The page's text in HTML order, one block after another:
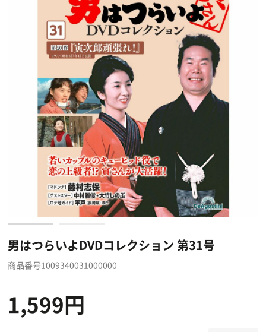
男はつらいよDVDコレクション 第31号
商品番号1009340031000000
1,599円